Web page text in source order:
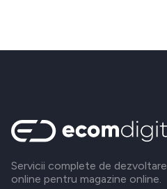
Servicii complete de
online pentru magazine online.